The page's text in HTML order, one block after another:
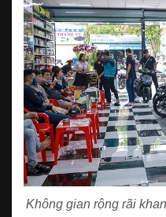
Không gian rộng rãi